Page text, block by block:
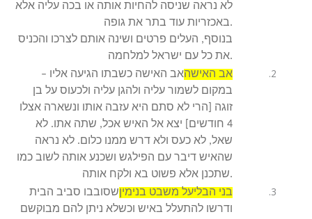
לא נראה שניסה להחיות אותה או בכה עליה אלא
באכזריות עוד בתר את גופה.
בנוסף, העלים פרטים ושינה אותם לצרכו והכניס
את כל עם ישראל למלחמה.
אב האישה
– אב האישה כשבתו הגיעה אליו
במקום לשמור עליה ולהגן עליה ולכעוס על בן
זוגה [הרי לא סתם היא עזבה אותו ונשארה אצלו
4 חודשים] יצא אל האיש אכל, שתה אתו. לא
שאל, לא כעס ולא דרש ממנו כלום. לא נראה
שהאיש דיבר עם הפילגש ושכנע אותה לשוב כמו
שתכנן אלא פשוט בא ולקח אותה.
בני הבליעל משבט בנימין
ודרשו להתעלל באיש וכשלא ניתן להם מבוקשם